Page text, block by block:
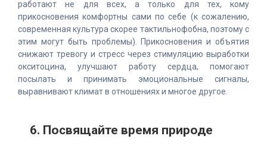
работают не для всех, а только для тех, кому
прикосновения комфортны сами по себе (к сожалению,
современная культура скорее тактильнофобна, поэтому с
этим могут быть проблемы). Прикосновения и объятия
снижают тревогу и стресс через стимуляцию выработки
окситоцина, улучшают работу сердца, помогают
посылать и принимать эмоциональные сигналы,
выравнивают климат в отношениях и многое другое.
6. Посвящайте время природе